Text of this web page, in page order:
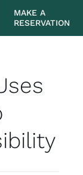
Gallery
MAKE A
RESERVATION